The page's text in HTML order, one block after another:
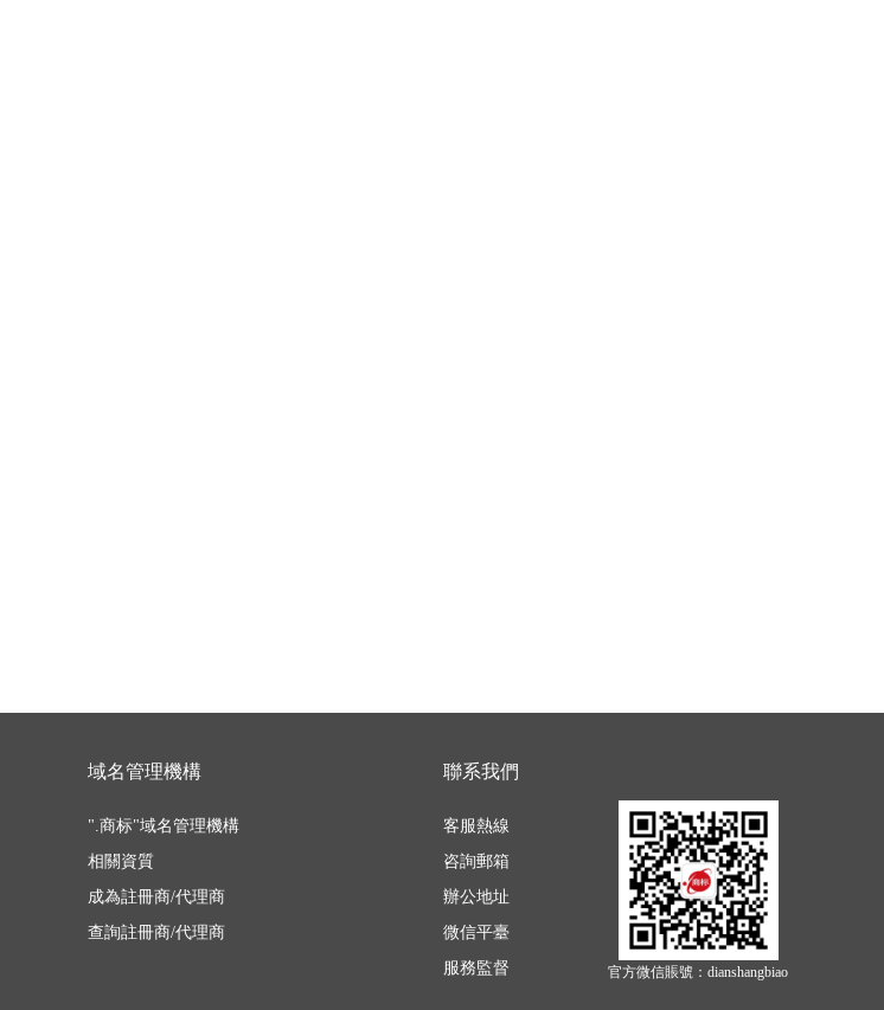
域名管理機構
".商标"域名管理機構
相關資質
成為註冊商/代理商
查詢註冊商/代理商
聯系我們
客服熱線
咨詢郵箱
辦公地址
微信平臺
服務監督
官方微信賬號：dianshangbiao